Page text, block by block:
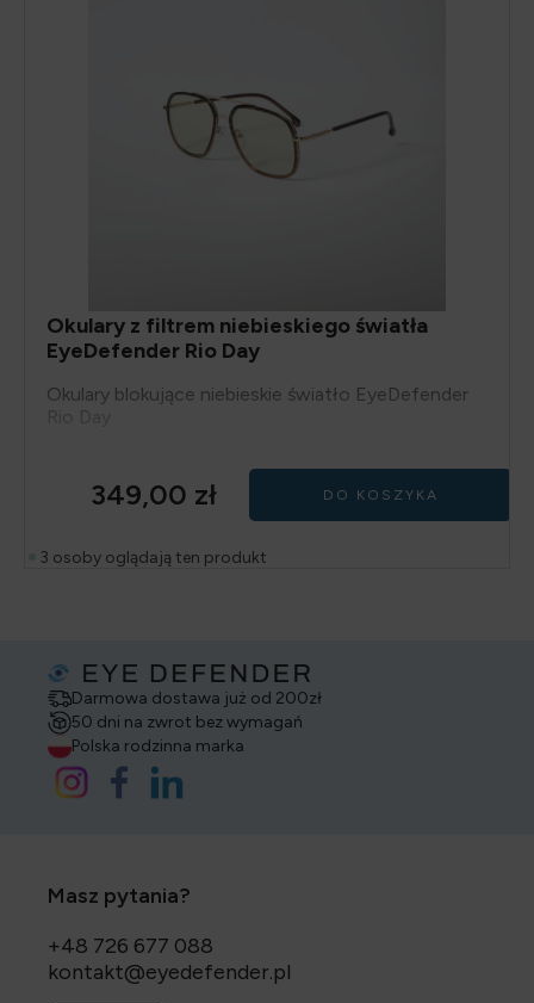
Okulary z filtrem niebieskiego światła
EyeDefender Rio Day
Okulary blokujące niebieskie światło EyeDefender
349,00 zł DO KOSZYKA
3 osoby oglądają ten produkt
Darmowa dostawa już od 200zł
50 dni na zwrot bez wymagań
Polska rodzinna marka
Masz pytania?
+48 726 677 088
kontakt@eyedefender.pl